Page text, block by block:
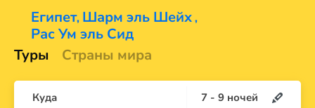
Египет, Шарм эль Шейх ,
Рас Ум эль Сид
Туры
Страны мира
Куда 7 - 9 ночей